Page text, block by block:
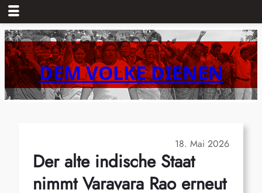
Zum
Inhalt
springenDEM VOLKE DIENEN
18. Mai 2026
Der alte indische Staat
nimmt Varavara Rao erneut